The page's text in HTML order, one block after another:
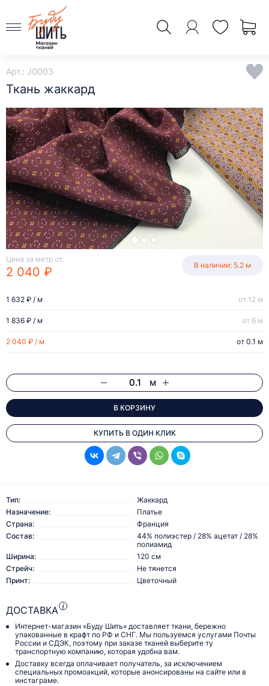
Арт.: J0003
Ткань жаккард
Цена за метр от:
2 040 ₽ В наличии: 5.2 м
2 040 ₽ / м от 0.1 м
1 836 ₽ / м от 6 м
1 632 ₽ / м от 12 м
м
В КОРЗИНУ
КУПИТЬ В ОДИН КЛИК
Тип:
Жаккард
Назначение:
Платье
Страна:
Франция
Состав:
44% полиэстер / 28% ацетат / 28%
полиамид
Ширина:
120 см
Стрейч:
Не тянется
Принт:
Цветочный
ДОСТАВКА
Интернет-магазин «Буду Шить» доставляет ткани, бережно
упакованные в крафт по РФ и СНГ. Мы пользуемся услугами Почты
России и СДЭК, поэтому при заказе тканей выберите ту
транспортную компанию, которая удобна вам.
Доставку всегда оплачивает получатель, за исключением
специальных промоакций, которые анонсированы на сайте или в
инстаграме.